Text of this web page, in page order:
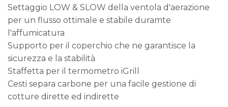
Settaggio LOW & SLOW della ventola d'aerazione
per un flusso ottimale e stabile duramte
l'affumicatura
Supporto per il coperchio che ne garantisce la
sicurezza e la stabilità
Staffetta per il termometro iGrill
Cesti separa carbone per una facile gestione di
cotture dirette ed indirette